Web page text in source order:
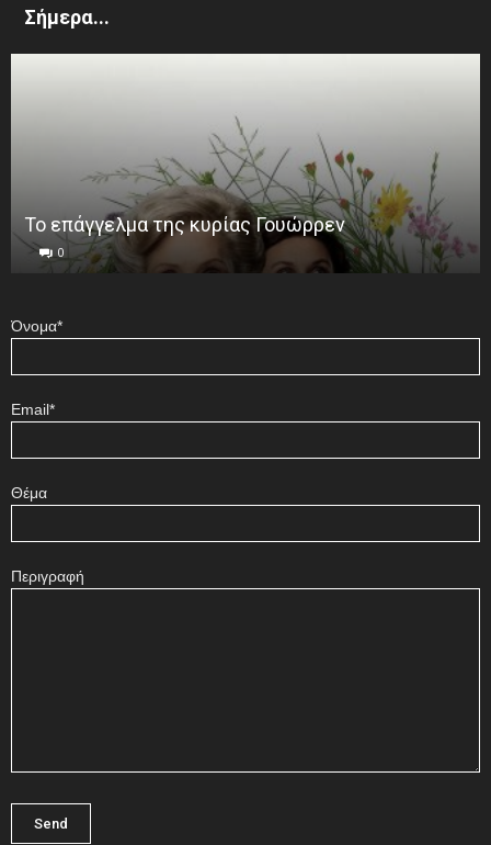
Σήμερα...
Το επάγγελμα της κυρίας Γουώρρεν
0
Όνομα*
Email*
Θέμα
Περιγραφή